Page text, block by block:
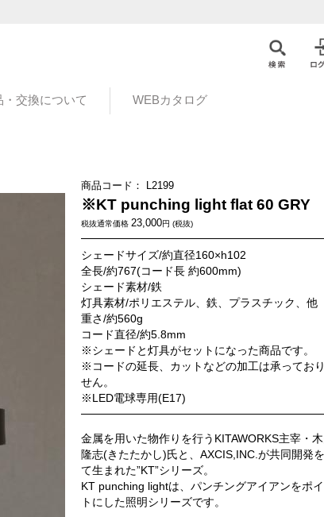
・交換について WEBカタログ
商品コード： L2199
※KT punching light flat 60 GRY
税抜通常価格 23,000円 (税抜)
シェードサイズ/約直径160×h102
全長/約767(コード長 約600mm)
シェード素材/鉄
灯具素材/ポリエステル、鉄、プラスチック、他
重さ/約560g
コード直径/約5.8mm
※シェードと灯具がセットになった商品です。
※コードの延長、カットなどの加工は承ってお
せん。
※LED電球専用(E17)
金属を用いた物作りを行うKITAWORKS主宰・
隆志(きたたかし)氏と、AXCIS,INC.が共同開発
て生まれた”KT”シリーズ。
KT punching lightは、パンチングアイアンをポ
トにした照明シリーズです。